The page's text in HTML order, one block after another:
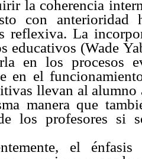
la coherencia
con
reflexiva. La
educativos (Wade
en los procesos
en el
llevan al alumno
manera que
los profesores
el